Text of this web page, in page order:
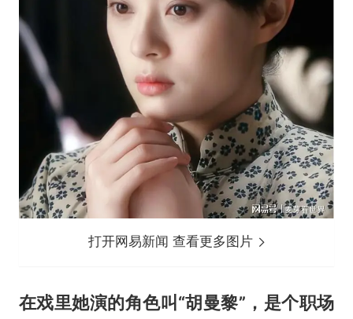
打开网易新闻 查看更多图片
在戏里她演的角色叫“胡曼黎”，是个职场